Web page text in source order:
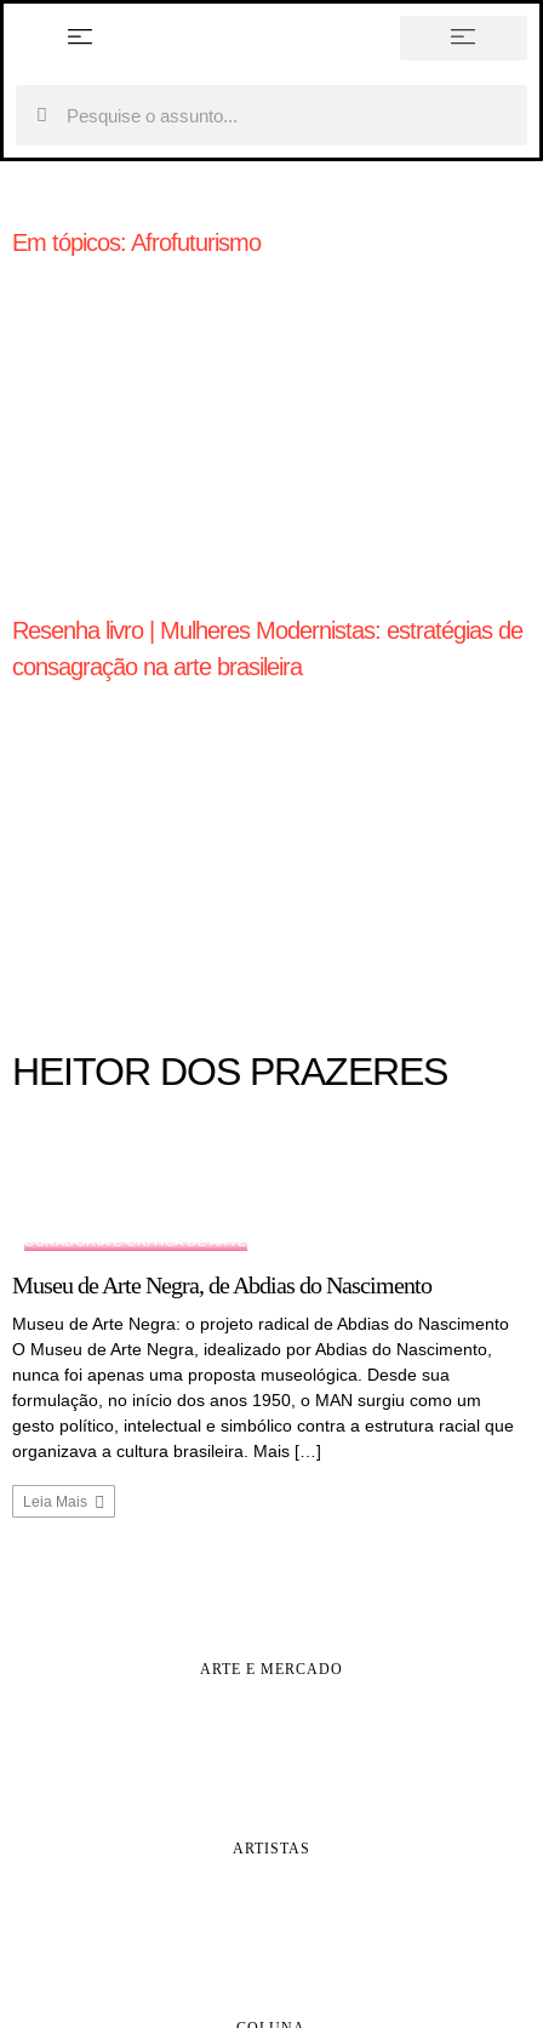
Em tópicos: Afrofuturismo
Resenha livro | Mulheres Modernistas: estratégias de
consagração na arte brasileira
HEITOR DOS PRAZERES
CURADORIA E CRÍTICA DE ARTE
Museu de Arte Negra, de Abdias do Nascimento
Museu de Arte Negra: o projeto radical de Abdias do Nascimento
O Museu de Arte Negra, idealizado por Abdias do Nascimento,
nunca foi apenas uma proposta museológica. Desde sua
formulação, no início dos anos 1950, o MAN surgiu como um
gesto político, intelectual e simbólico contra a estrutura racial que
organizava a cultura brasileira. Mais […]
Leia Mais
ARTE E MERCADO
ARTISTAS